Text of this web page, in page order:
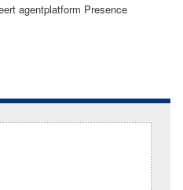
agentplatform Presence